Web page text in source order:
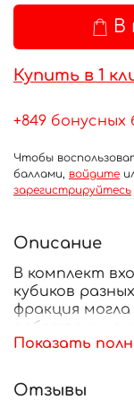
В
Купить в 1
+849 бонусных
Чтобы
баллами, войдите
зарегистрируйтесь
Описание
В комплект
кубиков
фракция
собственные
Показать
Отзывы